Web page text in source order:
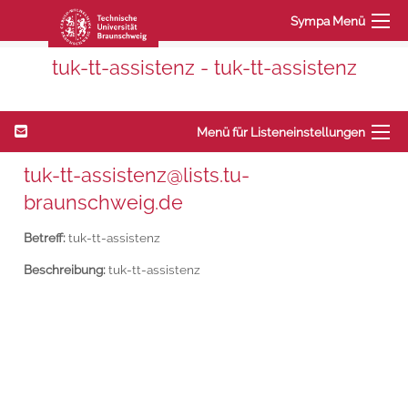
Sympa Menü
tuk-tt-assistenz - tuk-tt-assistenz
Menü für Listeneinstellungen
tuk-tt-assistenz@lists.tu-
braunschweig.de
Betreff:tuk-tt-assistenz
Beschreibung:tuk-tt-assistenz